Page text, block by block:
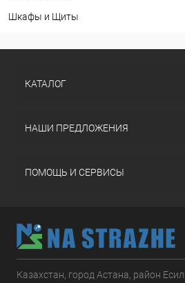
Шкафы и Щиты
КАТАЛОГ
НАШИ ПРЕДЛОЖЕНИЯ
ПОМОЩЬ И СЕРВИСЫ
Казахстан, город Астана, район